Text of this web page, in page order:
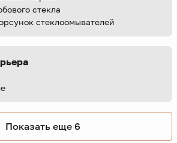
стекла
стеклоомывателей
Показать еще 6